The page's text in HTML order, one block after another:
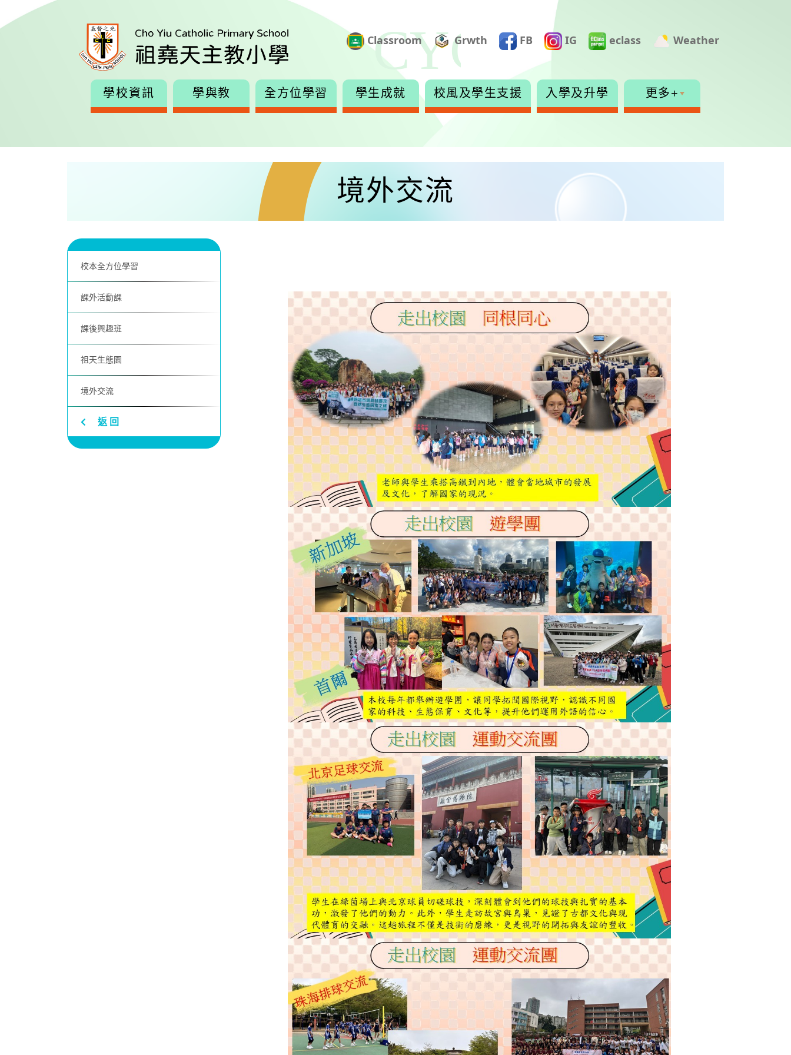
Classroom Grwth FB IG eclass Weather
學校資訊 學與教 全方位學習 學生成就 校風及學生支援 入學及升學 更多+
境外交流
校本全方位學習
課外活動課
課後興趣班
祖天生態園
境外交流
返 回